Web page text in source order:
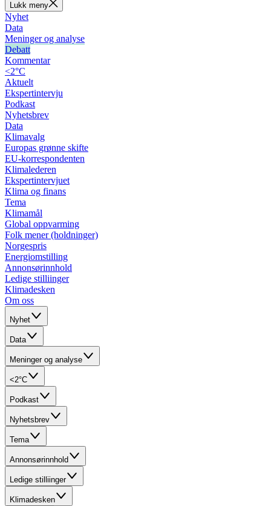
Lukk meny
Nyhet
Data
Meninger og analyse
Debatt
Kommentar
<2°C
Aktuelt
Ekspertintervju
Podkast
Nyhetsbrev
Data
Klimavalg
Europas grønne skifte
EU-korrespondenten
Klimalederen
Ekspertintervjuet
Klima og finans
Tema
Klimamål
Global oppvarming
Folk mener (holdninger)
Norgespris
Energiomstilling
Annonsørinnhold
Ledige stilliinger
Klimadesken
Om oss
Nyhet
Data
Meninger og analyse
<2°C
Podkast
Nyhetsbrev
Tema
Annonsørinnhold
Ledige stilliinger
Klimadesken